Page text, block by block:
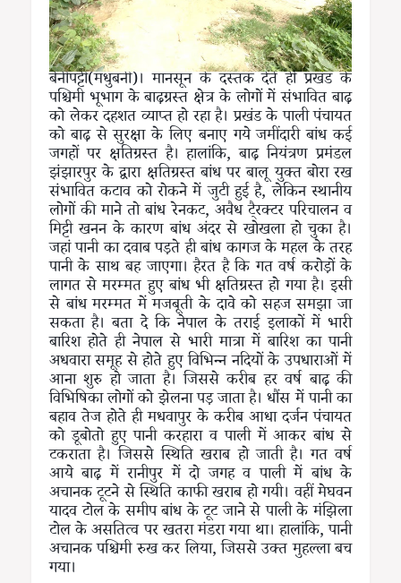
बेनीपट्टी(मधुबनी)। मानसून के दस्तक देते ही प्रखंड के
पश्चिमी भूभाग के बाढ़ग्रस्त क्षेत्र के लोगों में संभावित बाढ़
को लेकर दहशत व्याप्त हो रहा है। प्रखंड के पाली पंचायत
को बाढ़ से सुरक्षा के लिए बनाए गये जमींदारी बांध कई
जगहों पर क्षतिग्रस्त है। हालांकि, बाढ़ नियंत्रण प्रमंडल
झंझारपुर के द्वारा क्षतिग्रस्त बांध पर बालू युक्त बोरा रख
संभावित कटाव को रोकने में जुटी हुई है, लेकिन स्थानीय
लोगों की माने तो बांध रेनकट, अवैध टै्रक्टर परिचालन व
मिट्टी खनन के कारण बांध अंदर से खोखला हो चुका है।
जहां पानी का दवाब पड़ते ही बांध कागज के महल के तरह
पानी के साथ बह जाएगा। हैरत है कि गत वर्ष करोड़ों के
लागत से मरम्मत हुए बांध भी क्षतिग्रस्त हो गया है। इसी
से बांध मरम्मत में मजबूती के दावे को सहज समझा जा
सकता है। बता दे कि नेपाल के तराई इलाकों में भारी
बारिश होते ही नेपाल से भारी मात्रा में बारिश का पानी
अधवारा समूह से होते हुए विभिन्न नदियों के उपधाराओं में
आना शुरु हो जाता है। जिससे करीब हर वर्ष बाढ़ की
विभिषिका लोगों को झेलना पड़ जाता है। धौंस में पानी का
बहाव तेज होते ही मधवापुर के करीब आधा दर्जन पंचायत
को डूबोतो हुए पानी करहारा व पाली में आकर बांध से
टकराता है। जिससे स्थिति खराब हो जाती है। गत वर्ष
आये बाढ़ में रानीपुर में दो जगह व पाली में बांध के
अचानक टूटने से स्थिति काफी खराब हो गयी। वहीं मेघवन
यादव टोल के समीप बांध के टूट जाने से पाली के मंझिला
टोल के असतित्व पर खतरा मंडरा गया था। हालांकि, पानी
अचानक पश्चिमी रुख कर लिया, जिससे उक्त मुहल्ला बच
गया।